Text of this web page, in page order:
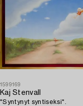
1599169
Kaj Stenvall
"Syntynyt syntiseksi".